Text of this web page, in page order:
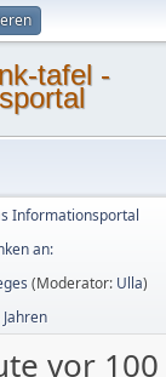
tafel -
Informationsportal
an:
(Moderator: Ulla)
vor 100